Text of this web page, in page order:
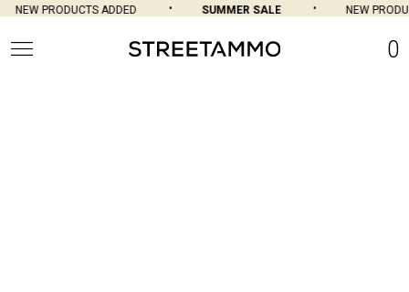
NEW PRODUCTS ADDED SUMMER SALE NEW
0